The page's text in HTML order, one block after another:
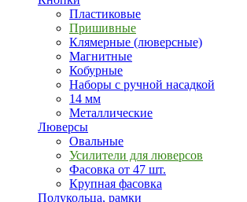
Пластиковые
Пришивные
Клямерные (люверсные)
Магнитные
Кобурные
Наборы с ручной насадкой
14 мм
Металлические
Люверсы
Овальные
Усилители для люверсов
Фасовка от 47 шт.
Крупная фасовка
Полукольца, рамки